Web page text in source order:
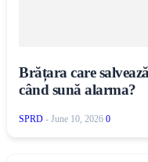
Brățara care
când sună alarma?
SPRD - June 10, 2026 0